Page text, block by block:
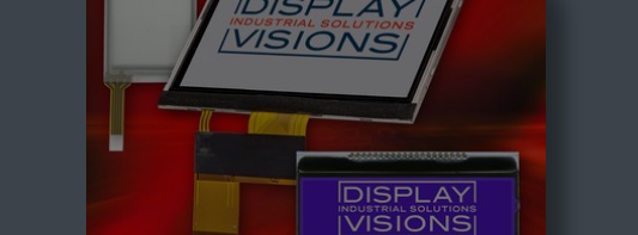
Aus ELECTRONIC ASSEMBLY wird